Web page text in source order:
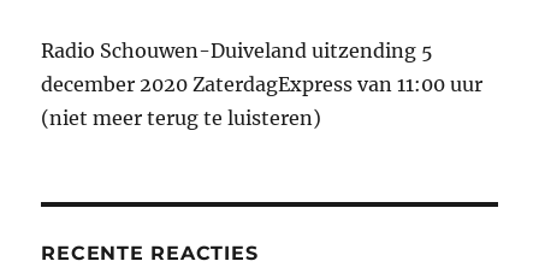
Radio Schouwen-Duiveland uitzending 5
december 2020 ZaterdagExpress van 11:00 uur
(niet meer terug te luisteren)
RECENTE REACTIES